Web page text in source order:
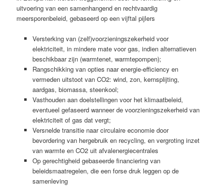
uitvoering van een samenhangend en rechtvaardig
meersporenbeleid, gebaseerd op een vijftal pijlers
Versterking van (zelf)voorzieningszekerheid voor
elektriciteit, in mindere mate voor gas, indien alternatieven
beschikbaar zijn (warmtenet, warmtepompen);
Rangschikking van opties naar energie-efficiency en
vermeden uitstoot van CO2: wind, zon, kernsplijting,
aardgas, biomassa, steenkool;
Vasthouden aan doelstellingen voor het klimaatbeleid,
eventueel gefaseerd wanneer de voorzieningszekerheid van
elektriciteit of gas dat vergt;
Versnelde transitie naar circulaire economie door
bevordering van hergebruik en recycling, en vergroting inzet
van warmte en CO2 uit afvalenergiecentrales
Op gerechtigheid gebaseerde financiering van
beleidsmaatregelen, die een forse druk leggen op de
samenleving